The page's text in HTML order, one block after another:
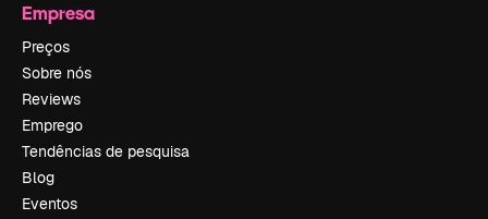
Empresa
Preços
Sobre nós
Reviews
Emprego
Tendências de pesquisa
Blog
Eventos